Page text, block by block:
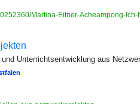
Martina-Eitner-Acheampong-
Unterrichtsentwicklung aus